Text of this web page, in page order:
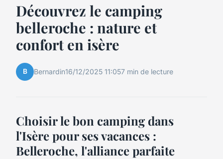
Découvrez le camping
belleroche : nature et
confort en isère
B Bernardin16/12/2025 11:057 min de lecture
Choisir le bon camping dans
l'Isère pour ses vacances :
Belleroche, l'alliance parfaite